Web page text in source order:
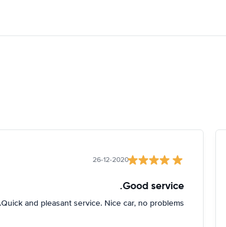
26-12-2020
Good service.
Quick and pleasant service. Nice car, no problems.